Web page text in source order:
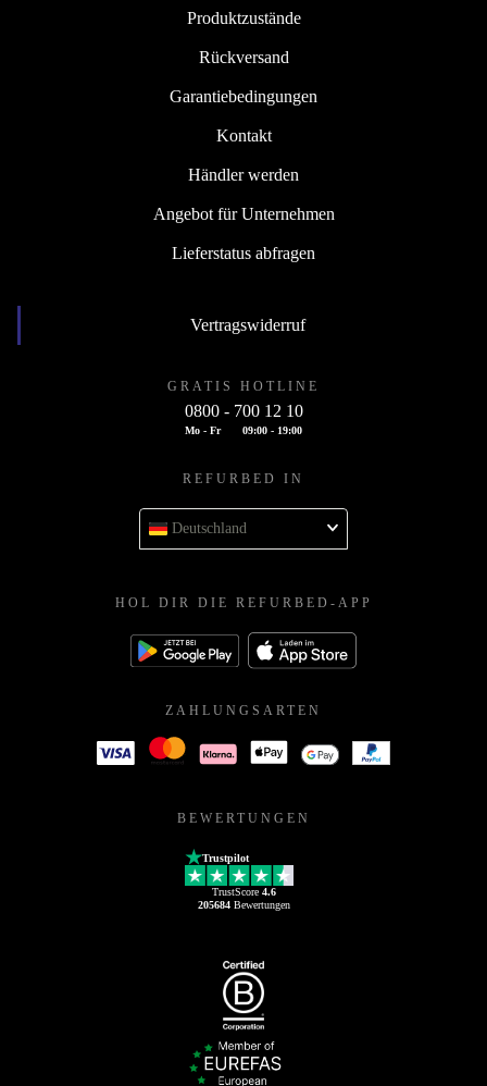
Produktzustände
Rückversand
Garantiebedingungen
Kontakt
Händler werden
Angebot für Unternehmen
Lieferstatus abfragen
Vertragswiderruf
GRATIS HOTLINE
0800 - 700 12 10
Mo - Fr 09:00 - 19:00
REFURBED IN
Deutschland
HOL DIR DIE REFURBED-APP
ZAHLUNGSARTEN
BEWERTUNGEN
Trustpilot
TrustScore 4.6
205684Bewertungen